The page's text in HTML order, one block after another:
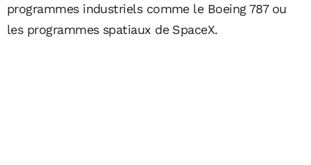
programmes industriels comme le Boeing 787 ou
les programmes spatiaux de SpaceX.